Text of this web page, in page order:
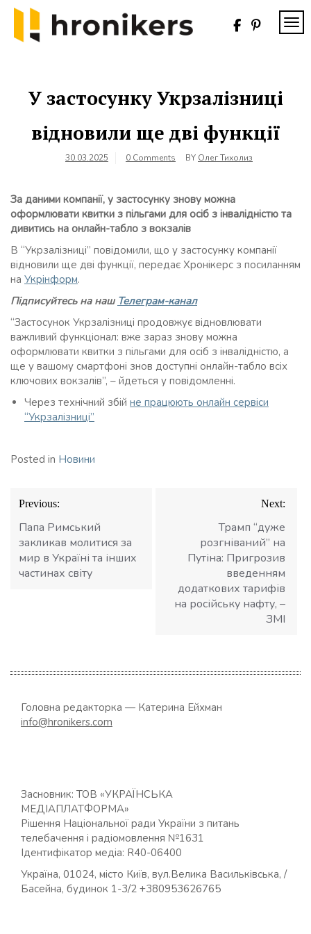
Skip
content
У застосунку Укрзалізниці
відновили ще дві функції
30.03.2025 0 Comments BY Олег Тихолиз
За даними компанії, у застосунку знову можна
оформлювати квитки з пільгами для осіб з інвалідністю та
дивитись на онлайн-табло з вокзалів
В “Укрзалізниці” повідомили, що у застосунку компанії
відновили ще дві функції, передає Хронікерс з посиланням
на Укрінформ.
Підписуйтесь на наш Телеграм-канал
“Застосунок Укрзалізниці продовжує відновлювати
важливий функціонал: вже зараз знову можна
оформлювати квитки з пільгами для осіб з інвалідністю, а
ще у вашому смартфоні знов доступні онлайн-табло всіх
ключових вокзалів”, – йдеться у повідомленні.
Через технічний збій не працюють онлайн сервіси
“Укрзалізниці”
Posted in Новини
Навігація
записів
Previous:
Папа Римський
закликав молитися за
мир в Україні та інших
частинах світу
Next:
Трамп “дуже
розгніваний” на
Путіна: Пригрозив
введенням
додаткових тарифів
на російську нафту, –
ЗМІ
Головна редакторка — Катерина Ейхман
info@hronikers.com
Засновник: ТОВ «УКРАЇНСЬКА
МЕДІАПЛАТФОРМА»
Рішення Національної ради України з питань
телебачення і радіомовлення №1631
Ідентифікатор медіа: R40-06400
Україна, 01024, місто Київ, вул.Велика Васильківська, /
Басейна, будинок 1-3/2 +380953626765